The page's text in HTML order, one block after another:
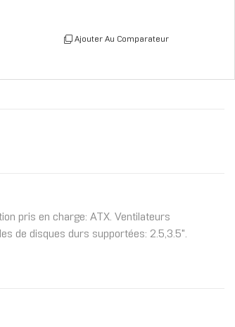
Ajouter Au Comparateur
pris en charge: ATX. Ventilateurs
de disques durs supportées: 2.5,3.5".